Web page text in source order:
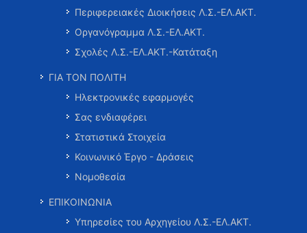
Περιφερειακές Διοικήσεις Λ.Σ.-ΕΛ.ΑΚΤ.
Οργανόγραμμα Λ.Σ.-ΕΛ.ΑΚΤ.
Σχολές Λ.Σ.-ΕΛ.ΑΚΤ.-Κατάταξη
ΓΙΑ ΤΟΝ ΠΟΛΙΤΗ
Ηλεκτρονικές εφαρμογές
Σας ενδιαφέρει
Στατιστικά Στοιχεία
Κοινωνικό Έργο - Δράσεις
Νομοθεσία
ΕΠΙΚΟΙΝΩΝΙΑ
Υπηρεσίες του Αρχηγείου Λ.Σ.-ΕΛ.ΑΚΤ.